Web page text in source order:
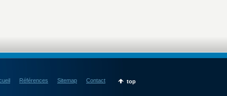
top
Références Sitemap Contact